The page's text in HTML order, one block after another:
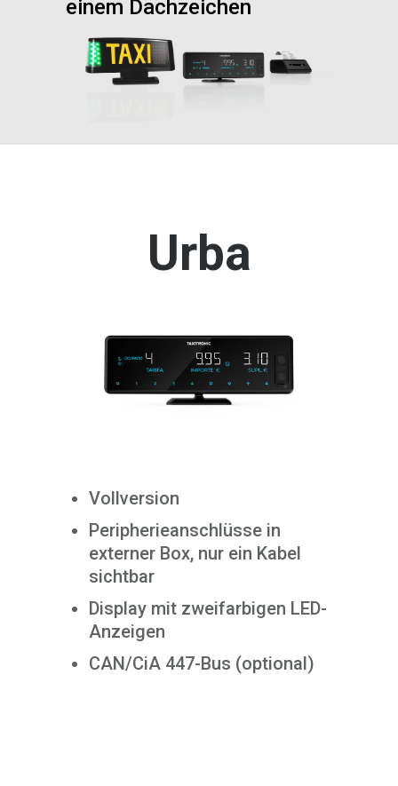
einem Dachzeichen
Urba
Vollversion
Peripherieanschlüsse in
externer Box, nur ein Kabel
sichtbar
Display mit zweifarbigen LED-
Anzeigen
CAN/CiA 447-Bus (optional)